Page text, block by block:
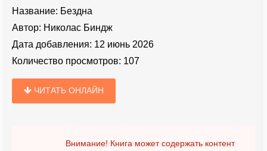
Название: Бездна
Автор: Николас Биндж
Дата добавления: 12 июнь 2026
Количество просмотров: 107
ЧИТАТЬ ОНЛАЙН
Внимание! Книга может содержать контент